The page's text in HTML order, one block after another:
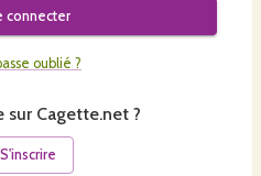
connecter
oublié ?
sur Cagette.net ?
S'inscrire